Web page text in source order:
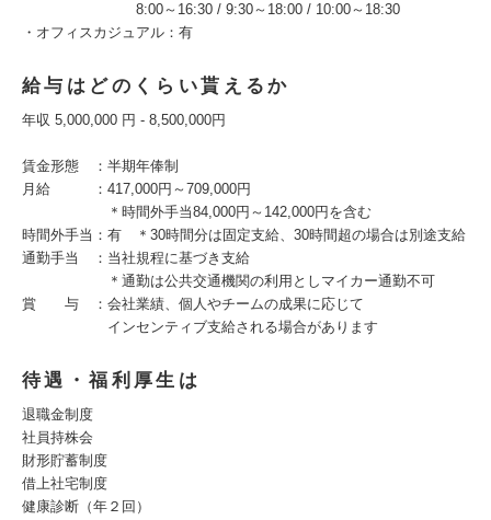
8:00～16:30 / 9:30～18:00 / 10:00～18:30
・オフィスカジュアル：有
給与はどのくらい貰えるか
年収 5,000,000 円 - 8,500,000円
賃金形態 ：半期年俸制
月給 ：417,000円～709,000円
＊時間外手当84,000円～142,000円を含む
時間外手当：有 ＊30時間分は固定支給、30時間超の場合は別途支給
通勤手当 ：当社規程に基づき支給
＊通勤は公共交通機関の利用としマイカー通勤不可
賞 与 ：会社業績、個人やチームの成果に応じて
インセンティブ支給される場合があります
待遇・福利厚生は
退職金制度
社員持株会
財形貯蓄制度
借上社宅制度
健康診断（年２回）